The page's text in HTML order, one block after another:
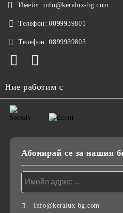
Имейл: info@keralux-bg.com
Телефон: 0899939801
Телефон: 0899939803
Ние работим с
Абонирай се за нашия
info@keralux-bg.com